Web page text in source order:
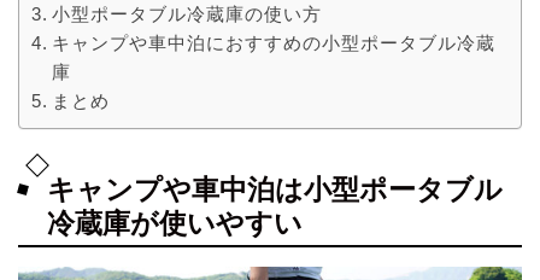
小型ポータブル冷蔵庫の使い方
キャンプや車中泊におすすめの小型ポータブル冷蔵
庫
まとめ
キャンプや車中泊は小型ポータブル
冷蔵庫が使いやすい